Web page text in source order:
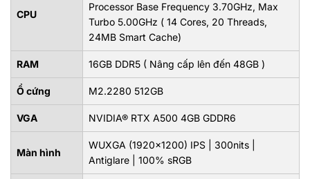
CPU
Processor Base Frequency 3.70GHz, Max
Turbo 5.00GHz ( 14 Cores, 20 Threads,
24MB Smart Cache)
RAM 16GB DDR5 ( Nâng cấp lên đến 48GB )
Ổ cứng M2.2280 512GB
VGA NVIDIA® RTX A500 4GB GDDR6
Màn hình
WUXGA (1920x1200) IPS | 300nits |
Antiglare | 100% sRGB